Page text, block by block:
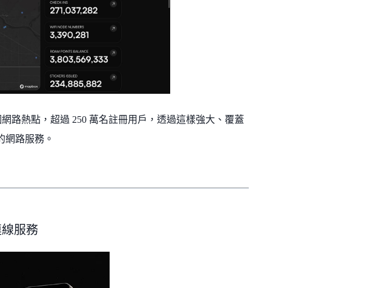
路熱點，超過 250 萬名註冊用戶，透過這樣強大、覆蓋
網路服務。
線服務